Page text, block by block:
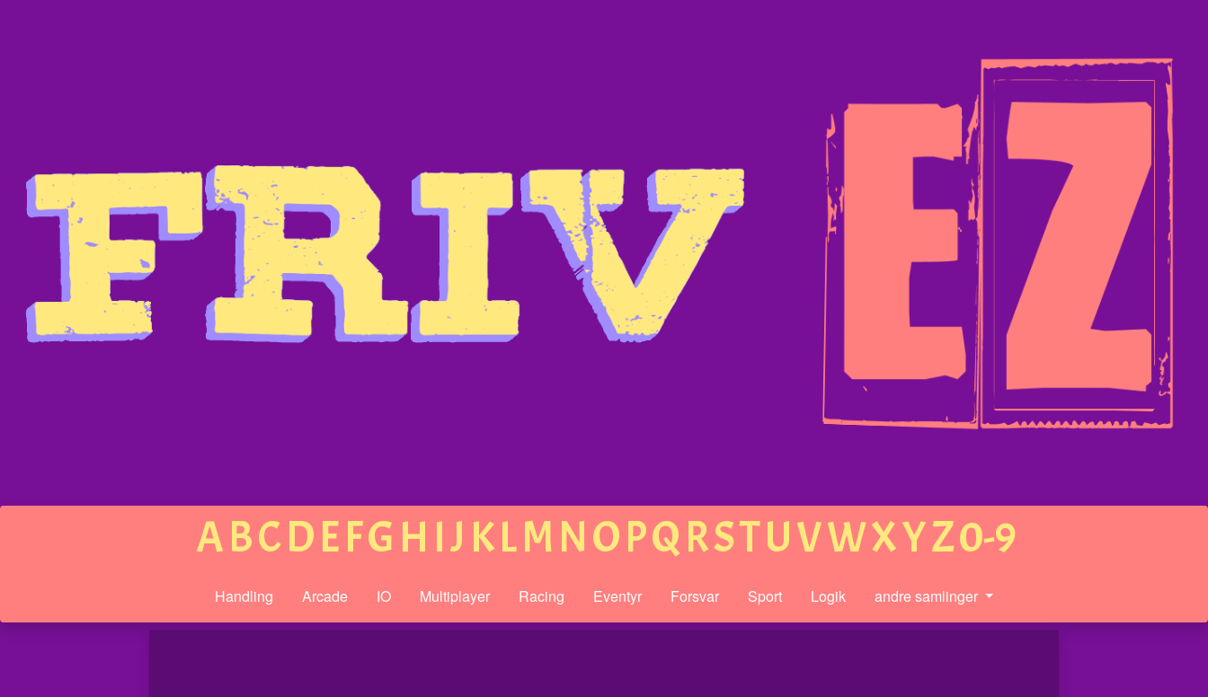
ABCDEFGH IJ KLMNOPQRSTUVWXYZ0-9
Handling Arcade IO Multiplayer Racing Eventyr Forsvar Sport Logik andre samlinger